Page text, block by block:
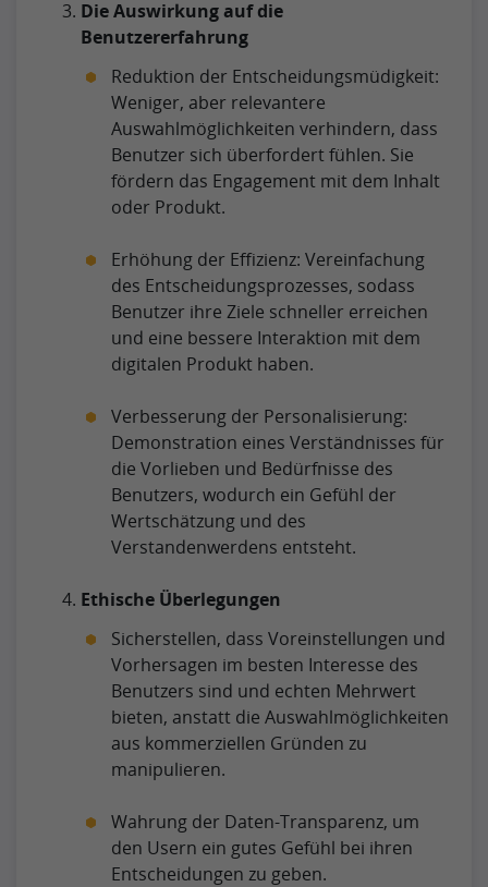
Die Auswirkung auf die
Benutzererfahrung
Reduktion der Entscheidungsmüdigkeit:
Weniger, aber relevantere
Auswahlmöglichkeiten verhindern, dass
Benutzer sich überfordert fühlen. Sie
fördern das Engagement mit dem Inhalt
oder Produkt.
Erhöhung der Effizienz: Vereinfachung
des Entscheidungsprozesses, sodass
Benutzer ihre Ziele schneller erreichen
und eine bessere Interaktion mit dem
digitalen Produkt haben.
Verbesserung der Personalisierung:
Demonstration eines Verständnisses für
die Vorlieben und Bedürfnisse des
Benutzers, wodurch ein Gefühl der
Wertschätzung und des
Verstandenwerdens entsteht.
Ethische Überlegungen
Sicherstellen, dass Voreinstellungen und
Vorhersagen im besten Interesse des
Benutzers sind und echten Mehrwert
bieten, anstatt die Auswahlmöglichkeiten
aus kommerziellen Gründen zu
manipulieren.
Wahrung der Daten-Transparenz, um
den Usern ein gutes Gefühl bei ihren
Entscheidungen zu geben.